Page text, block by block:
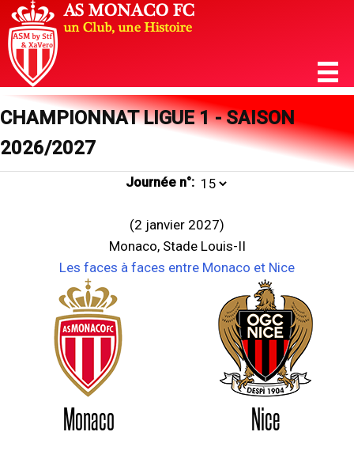
CHAMPIONNAT LIGUE 1 - SAISON
2026/2027
Journée n°:
(2 janvier 2027)
Monaco, Stade Louis-II
Les faces à faces entre Monaco et Nice
Monaco Nice